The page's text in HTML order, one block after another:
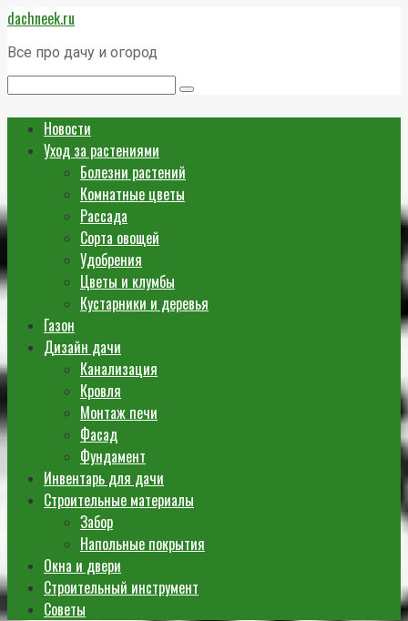
Перейти
к
контенту
dachneek.ru
Все про дачу и огород
Новости
Уход за растениями
Болезни растений
Комнатные цветы
Рассада
Сорта овощей
Удобрения
Цветы и клумбы
Кустарники и деревья
Газон
Дизайн дачи
Канализация
Кровля
Монтаж печи
Фасад
Фундамент
Инвентарь для дачи
Строительные материалы
Забор
Напольные покрытия
Окна и двери
Строительный инструмент
Советы